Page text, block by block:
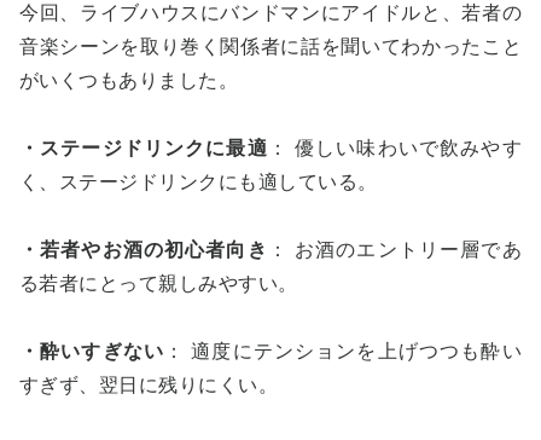
今回、ライブハウスにバンドマンにアイドルと、若者の
音楽シーンを取り巻く関係者に話を聞いてわかったこと
がいくつもありました。
・ステージドリンクに最適 ： 優しい味わいで飲みやす
く、ステージドリンクにも適している。
・若者やお酒の初心者向き ： お酒のエントリー層であ
る若者にとって親しみやすい。
・酔いすぎない ： 適度にテンションを上げつつも酔い
すぎず、翌日に残りにくい。